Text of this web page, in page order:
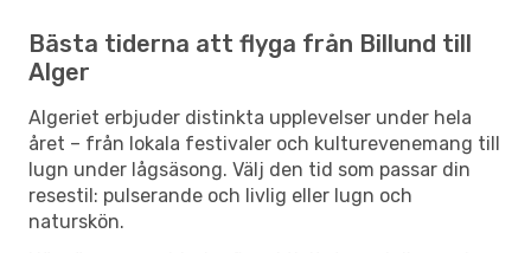
Bästa tiderna att flyga från Billund till
Alger
Algeriet erbjuder distinkta upplevelser under hela
året – från lokala festivaler och kulturevenemang till
lugn under lågsäsong. Välj den tid som passar din
resestil: pulserande och livlig eller lugn och
naturskön.